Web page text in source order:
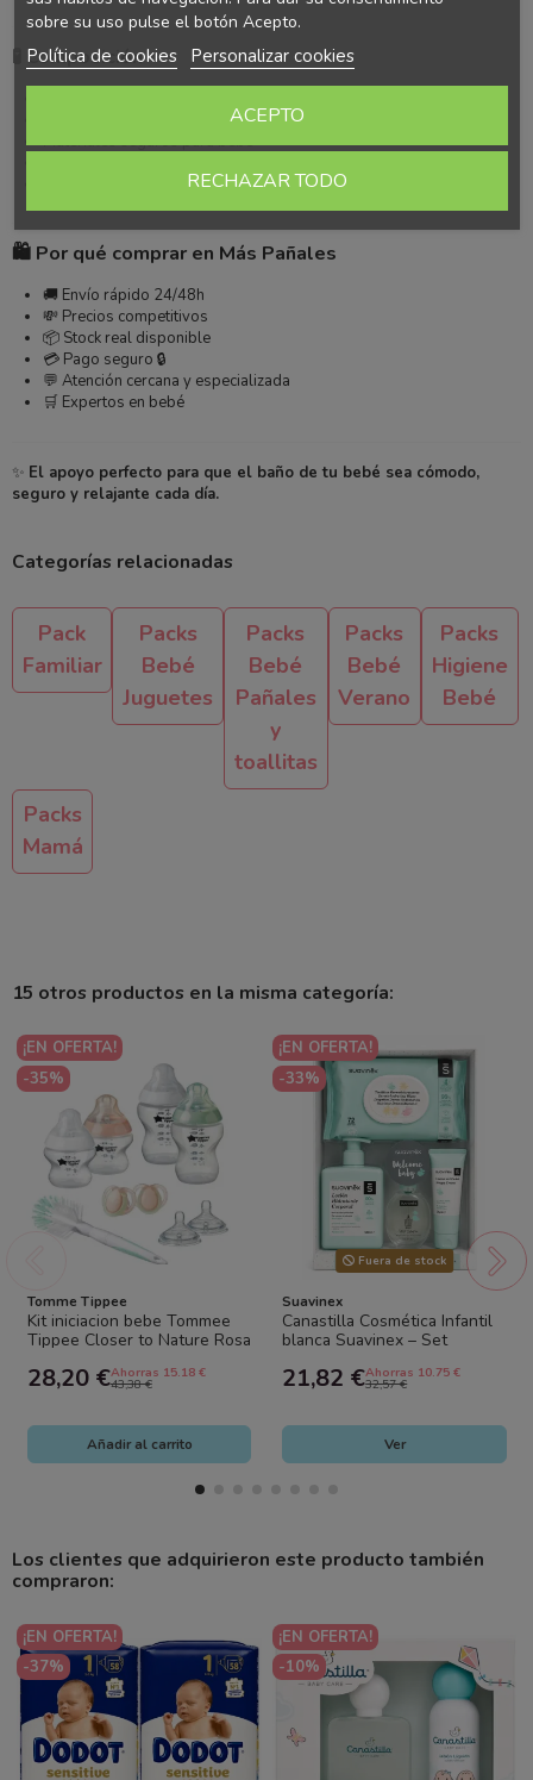
🧪 Composición
Materiales resistentes y duraderos
Materiales seguros para bebé
🛍️ Por qué comprar en Más Pañales
🚚 Envío rápido 24/48h
💸 Precios competitivos
📦 Stock real disponible
💳 Pago seguro 🔒
💬 Atención cercana y especializada
🛒 Expertos en bebé
✨ El apoyo perfecto para que el baño de tu bebé sea cómodo,
seguro y relajante cada día.
Categorías relacionadas
Pack
Familiar
Packs
Bebé
Juguetes
Packs
Bebé
Pañales
y
toallitas
Packs
Bebé
Verano
Packs
Higiene
Bebé
Packs
Mamá
15 otros productos en la misma categoría:
¡EN OFERTA!
-35%
Tomme Tippee
Kit iniciacion bebe Tommee
Tippee Closer to Nature Rosa
28,20 €Ahorras 15.18 €
43,38 €
Añadir al carrito
¡EN OFERTA!
-33%
Fuera de stock
Suavinex
Canastilla Cosmética Infantil
blanca Suavinex – Set
del Bebé
21,82 €Ahorras 10.75 €
32,57 €
Ver
Los clientes que adquirieron este producto también
compraron:
¡EN OFERTA!
-37%
¡EN OFERTA!
-10%
sobre su uso pulse el botón Acepto.
Política de cookies Personalizar cookies
RECHAZAR TODO
ACEPTO